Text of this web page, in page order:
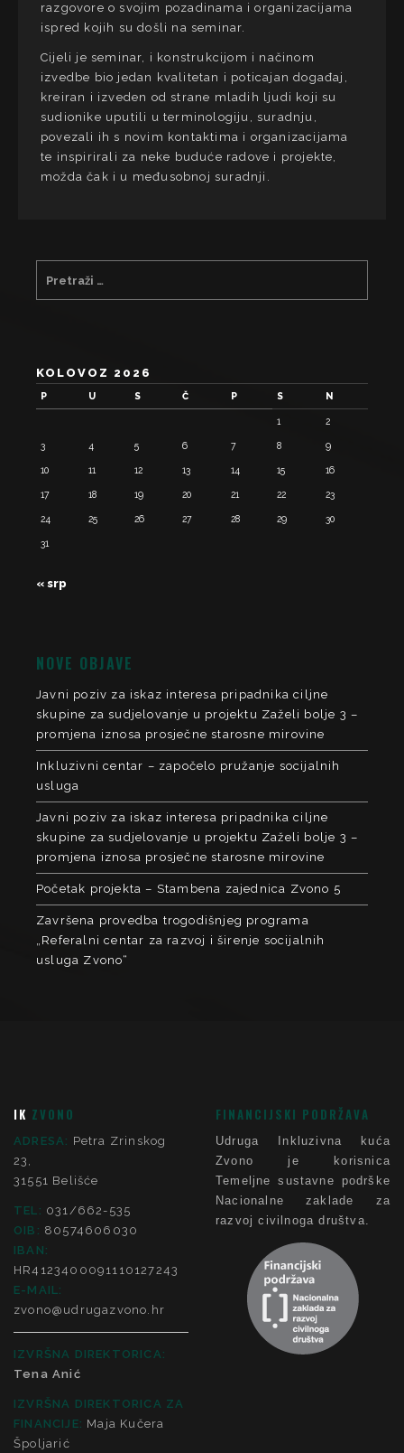
razgovore o svojim pozadinama i organizacijama
ispred kojih su došli na seminar.
Cijeli je seminar, i konstrukcijom i načinom
izvedbe bio jedan kvalitetan i poticajan događaj,
kreiran i izveden od strane mladih ljudi koji su
sudionike uputili u terminologiju, suradnju,
povezali ih s novim kontaktima i organizacijama
te inspirirali za neke buduće radove i projekte,
možda čak i u međusobnoj suradnji.
KOLOVOZ 2026
P U S Č P S N
1 2
3 4 5 6 7 8 9
10 11 12 13 14 15 16
17 18 19 20 21 22 23
24 25 26 27 28 29 30
31
« srp
NOVE OBJAVE
Javni poziv za iskaz interesa pripadnika ciljne
skupine za sudjelovanje u projektu Zaželi bolje 3 –
promjena iznosa prosječne starosne mirovine
Inkluzivni centar – započelo pružanje socijalnih
usluga
Javni poziv za iskaz interesa pripadnika ciljne
skupine za sudjelovanje u projektu Zaželi bolje 3 –
promjena iznosa prosječne starosne mirovine
Početak projekta – Stambena zajednica Zvono 5
Završena provedba trogodišnjeg programa
„Referalni centar za razvoj i širenje socijalnih
usluga Zvono“
IK ZVONO
ADRESA: Petra Zrinskog
23,
31551 Belišće
TEL: 031/662-535
OIB: 80574606030
IBAN:
HR4123400091110127243
E-MAIL:
zvono@udrugazvono.hr
IZVRŠNA DIREKTORICA:
Tena Anić
IZVRŠNA DIREKTORICA ZA
FINANCIJE: Maja Kučera
Špoljarić
FINANCIJSKI PODRŽAVA
Udruga Inkluzivna kuća
Zvono je korisnica
Temeljne sustavne podrške
Nacionalne zaklade za
razvoj civilnoga društva.